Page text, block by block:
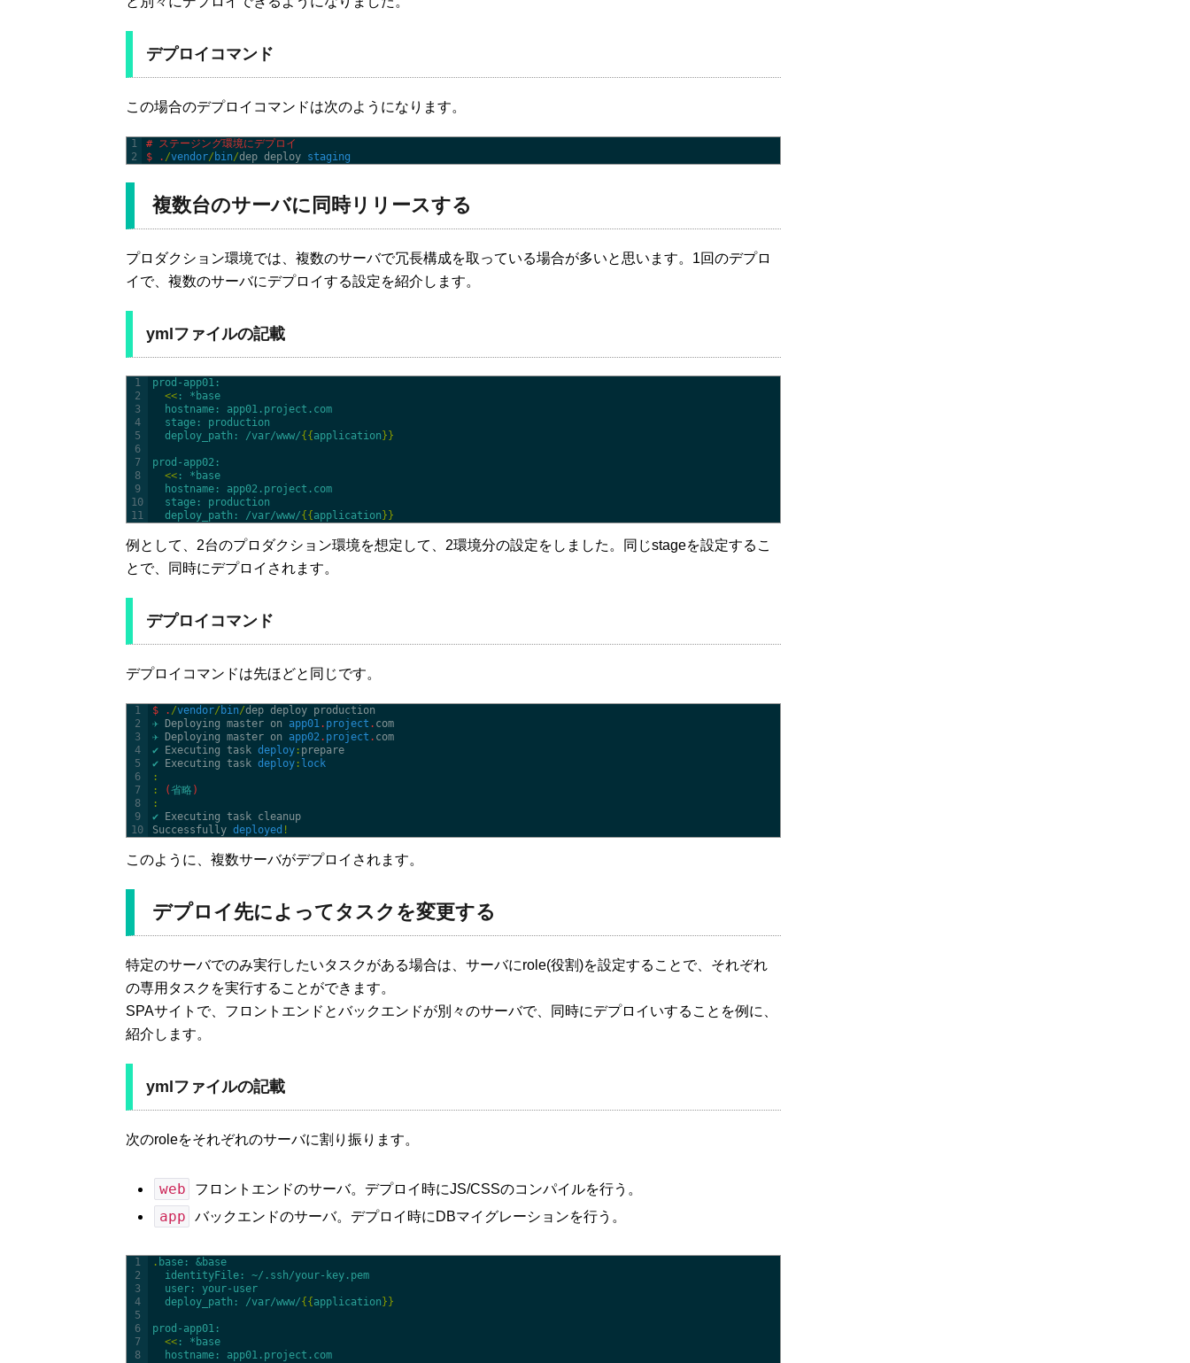
デプロイコマンド
この場合のデプロイコマンドは次のようになります。
1
2
# ステージング環境にデプロイ
$
. /vendor/ bin/dep deploy staging
複数台のサーバに同時リリースする
プロダクション環境では、複数のサーバで冗長構成を取っている場合が多いと思います。1回のデプロ
イで、複数のサーバにデプロイする設定を紹介します。
ymlファイルの記載
1
2
3
4
5
6
7
8
9
10
11
prod-app01 :
<< : *base
hostname : app01.project.com
stage : production
deploy_path : /var/www/{ { application } }
prod-app02 :
<< : *base
hostname : app02.project.com
stage : production
deploy_path : /var/www/{ { application } }
例として、2台のプロダクション環境を想定して、2環境分の設定をしました。同じstageを設定するこ
とで、同時にデプロイされます。
デプロイコマンド
デプロイコマンドは先ほどと同じです。
1
2
3
4
5
6
7
8
9
10
$ . /vendor/ bin/dep deploy production
✈︎
Deploying master on app01. project . com
✈︎
Deploying master on app02. project . com
✔
Executing task deploy : prepare
✔
Executing task deploy : lock
:
:
(省略 )
:
✔
Executing task cleanup
Successfully deployed !
このように、複数サーバがデプロイされます。
デプロイ先によってタスクを変更する
特定のサーバでのみ実行したいタスクがある場合は、サーバにrole(役割)を設定することで、それぞれ
の専用タスクを実行することができます。
SPAサイトで、フロントエンドとバックエンドが別々のサーバで、同時にデプロイいすることを例に、
紹介します。
ymlファイルの記載
次のroleをそれぞれのサーバに割り振ります。
web フロントエンドのサーバ。デプロイ時にJS/CSSのコンパイルを行う。
app バックエンドのサーバ。デプロイ時にDBマイグレーションを行う。
1
2
3
4
5
6
7
8
. base : &base
identityFile : ~/.ssh/your-key.pem
user : your-user
deploy_path : /var/www/{ { application } }
prod-app01 :
<< : *base
hostname : app01.project.com